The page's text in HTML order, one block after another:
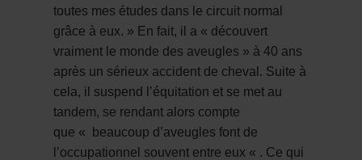
toutes mes études dans le circuit normal
grâce à eux. » En fait, il a « découvert
vraiment le monde des aveugles » à 40 ans
après un sérieux accident de cheval. Suite à
cela, il suspend l’équitation et se met au
tandem, se rendant alors compte
que «
beaucoup d’aveugles font de
l’occupationnel souvent entre eux « . Ce qui